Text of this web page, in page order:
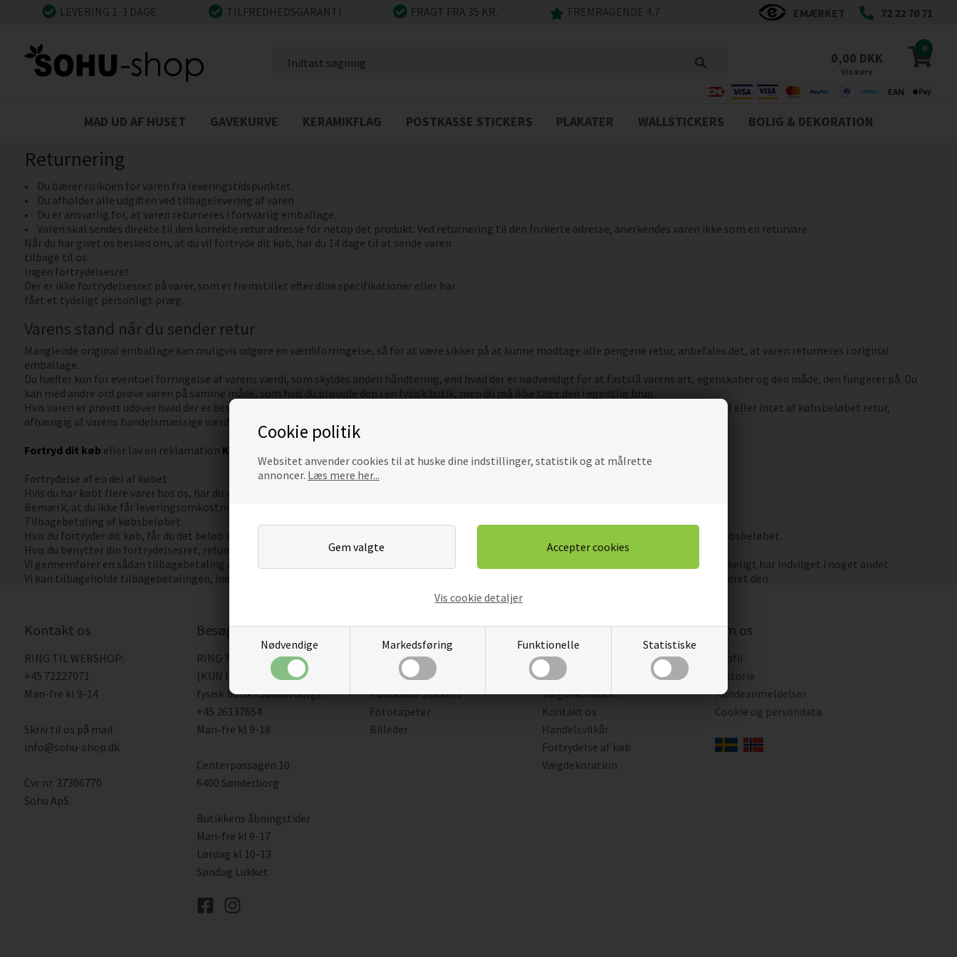
Cookie politik
Websitet anvender cookies til at huske dine indstillinger, statistik og at målrette
annoncer. Læs mere her...
Nødvendige Markedsføring Funktionelle Statistiske
Vis cookie detaljer
LEVERING 1-3 DAGE TILFREDHEDSGARANTI FRAGT FRA 35 KR. FREMRAGENDE 4,7 EMÆRKET 72 22 70 71
0
0,00 DKK
Vis kurv
MAD UD AF HUSET GAVEKURVE KERAMIKFLAG POSTKASSE STICKERS PLAKATER WALLSTICKERS BOLIG & DEKORATION
Returnering
• Du bærer risikoen for varen fra leveringstidspunktet.
• Du afholder alle udgiften ved tilbagelevering af varen
• Du er ansvarlig for, at varen returneres i forsvarlig emballage.
• Varen skal sendes direkte til den korrekte retur adresse for netop det produkt. Ved returnering til den forkerte adresse, anerkendes varen ikke som en returvare.
Når du har givet os besked om, at du vil fortryde dit køb, har du 14 dage til at sende varen
tilbage til os.
Ingen fortrydelsesret
Der er ikke fortrydelsesret på varer, som er fremstillet efter dine specifikationer eller har
fået et tydeligt personligt præg.
Varens stand når du sender retur
Manglende original emballage kan muligvis udgøre en værdiforringelse, så for at være sikker på at kunne modtage alle pengene retur, anbefales det, at varen returneres i original
emballage.
Du hæfter kun for eventuel forringelse af varens værdi, som skyldes anden håndtering, end hvad der er nødvendigt for at fastslå varens art, egenskaber og den måde, den fungerer på. Du
kan med andre ord prøve varen på samme måde, som hvis du prøvede den i en fysisk butik, men du må ikke tage den i egentlig brug.
Hvis varen er prøvet udover hvad der er beskrevet ovenfor, betragter vi den som brugt, hvilket betyder, at du ved fortrydelse af købet kun får en del eller intet af købsbeløbet retur,
afhængig af varens handelsmæssige værdi.
Fortryd dit køb eller lav en reklamation Klik her
Fortrydelse af en del af købet
Hvis du har købt flere varer hos os, har du mulighed for at sende én eller flere varer retur, selvom de er købt under én ordre.
Bemærk, at du ikke får leveringsomkostningerne retur, hvis du fortryder en del af dit køb.
Tilbagebetaling af købsbeløbet
Hvis du fortryder dit køb, får du det beløb du har indbetalt til os, tilbage. I tilfælde af en værdiforringelse, som du hæfter for, fratrækkes denne købsbeløbet.
Hvis du benytter din fortrydelsesret, refunderer vi alle betalinger modtaget fra dig, herunder leveringsomkostninger.
Vi gennemfører en sådan tilbagebetaling med samme betalingsmiddel, som du benyttede ved den oprindelige transaktion, medmindre du udtrykkeligt har indvilget i noget andet.
Vi kan tilbageholde tilbagebetalingen, indtil vi har modtaget varen retur, medmindre du inden da har fremlagt dokumentation for at have returneret den.
Kontakt os
RING TIL WEBSHOP:
+45 72227071
Man-fre kl 9-14
Skriv til os på mail
info@sohu-shop.dk
Cvr nr. 37306770
Sohu ApS
Besøg butik
RING TIL BUTIK
(KUN henvendelse vedr. den
fysisk butik i Sønderborg):
+45 26137654
Man-fre kl 9-18
Centerpassagen 10
6400 Sønderborg
Butikkens åbningstider
Man-fre kl 9-17
Lørdag kl 10-13
Søndag Lukket
Kategorier
Plakater
Wallstickers
Postkasse Stickers
Fototapeter
Billeder
Kundeservice
Opsætningsvejledning
Opsætningsgaranti
Vægdekoration
Kontakt os
Handelsvilkår
Fortrydelse af køb
Vægdekoration
Om os
Profil
Historie
Kundeanmeldelser
Cookie og persondata